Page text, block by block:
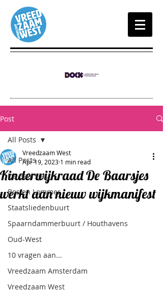
Post
All Posts
De Baarsjes
Bos en Lommer
Staatsliedenbuurt
Spaarndammerbuurt / Houthavens
Oud-West
10 vragen aan...
Vreedzaam Amsterdam
Vreedzaam West
All Posts
Kinderwijkraad De Baarsjes
werkt aan nieuw wijkmanifest
Vreedzaam West
Apr 19, 2023 1 min read